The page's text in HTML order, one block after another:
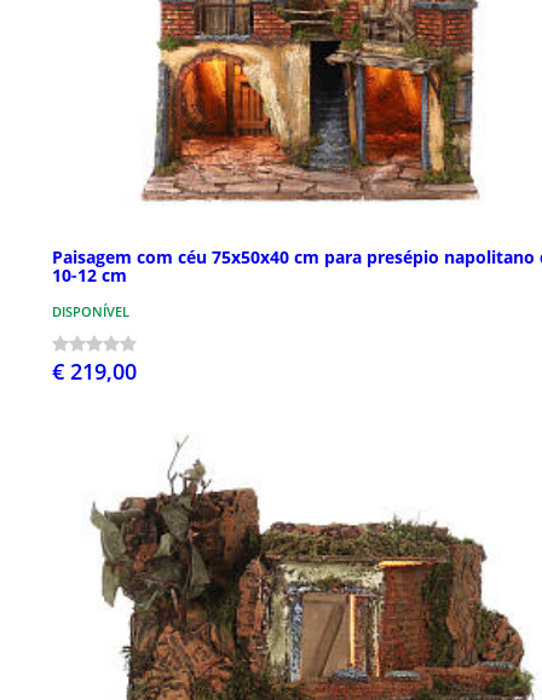
Paisagem com céu 75x50x40 cm para presépio napolitano
10-12 cm
DISPONÍVEL
€ 219,00